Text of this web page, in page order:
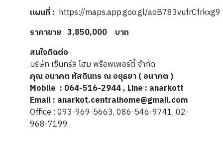
แผนที่ : https://maps.app.goo.gl/aoB783vufrCfrkxg9
ราคาขาย 3,850,000 บาท
สนใจติดต่อ
บริษัท เซ็นทรัล โฮม พร็อพเพอร์ตี้ จำกัด
คุณ อนาคต หัสดินทร ณ อยุธยา ( อนาคต )
Mobile : 064-516-2944 , Line : anarkott
Email : anarkot.centralhome@gmail.com
Office : 093-969-5663, 086-546-9741, 02-
968-7199